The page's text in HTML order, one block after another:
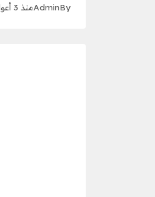
By
Adminمنذ 3 أعوام